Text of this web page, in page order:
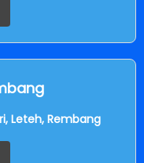
Leteh, Rembang